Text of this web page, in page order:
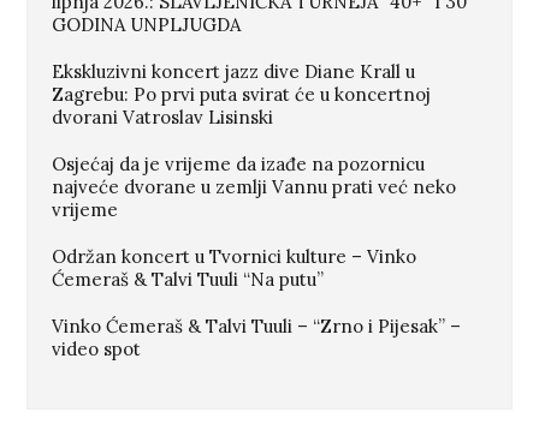
GODINA UNPLJUGDA
Ekskluzivni koncert jazz dive Diane Krall u
Zagrebu: Po prvi puta svirat će u koncertnoj
dvorani Vatroslav Lisinski
Osjećaj da je vrijeme da izađe na pozornicu
najveće dvorane u zemlji Vannu prati već neko
vrijeme
Održan koncert u Tvornici kulture – Vinko
Ćemeraš & Talvi Tuuli “Na putu”
Vinko Ćemeraš & Talvi Tuuli – “Zrno i Pijesak” –
video spot